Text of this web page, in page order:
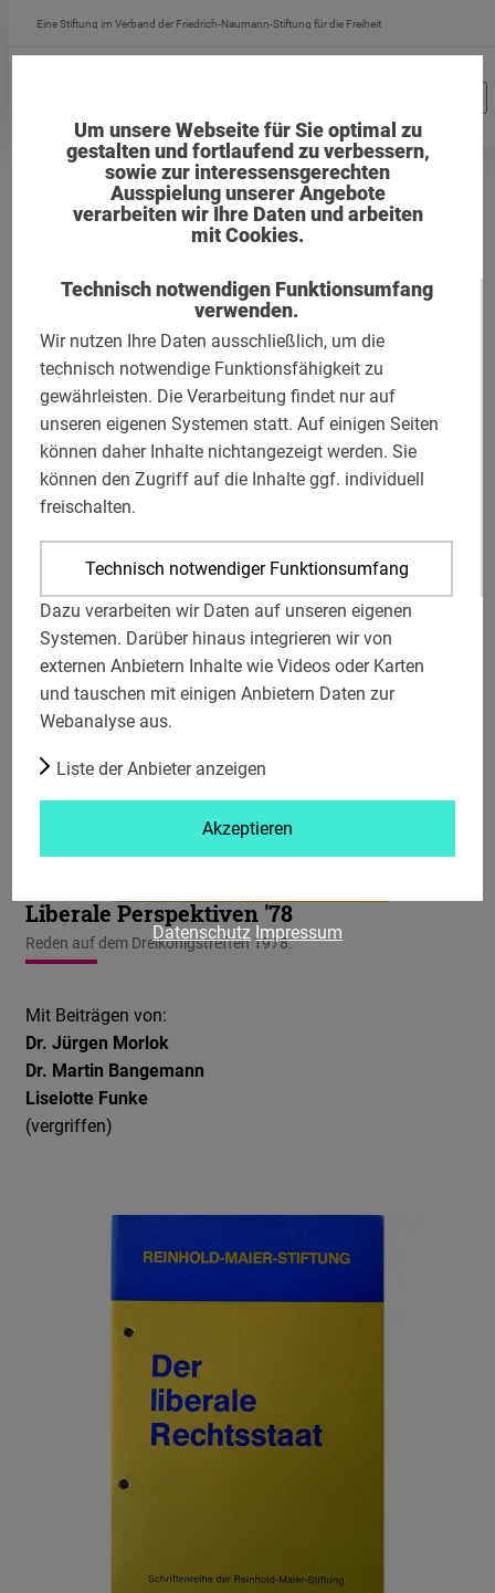
Direkt
zum
Eine Stiftung im Verband der Friedrich-Naumann-Stiftung für die Freiheit
Publikationen
Stiftung herausgegebenen Schriften. Vorrätige
Publikationen können Sie gegen Portoübernahme und
die Schutzgebühr (sofern angegeben) per Mail
anpost@reinhold-maier-stiftung.debestellen.
Liberale Perspektiven '78
Reden auf dem Dreikönigstreffen 1978.
Mit Beiträgen von:
Dr. Jürgen Morlok
Dr. Martin Bangemann
Liselotte Funke
(vergriffen)
Um unsere Webseite für Sie optimal zu
gestalten und fortlaufend zu verbessern,
sowie zur interessensgerechten
Ausspielung unserer Angebote
verarbeiten wir Ihre Daten und arbeiten
mit Cookies.
Technisch notwendigen Funktionsumfang
verwenden.
Wir nutzen Ihre Daten ausschließlich, um die
technisch notwendige Funktionsfähigkeit zu
gewährleisten. Die Verarbeitung findet nur auf
unseren eigenen Systemen statt. Auf einigen Seiten
können daher Inhalte nichtangezeigt werden. Sie
können den Zugriff auf die Inhalte ggf. individuell
freischalten.
Technisch notwendiger Funktionsumfang
Dazu verarbeiten wir Daten auf unseren eigenen
Systemen. Darüber hinaus integrieren wir von
externen Anbietern Inhalte wie Videos oder Karten
und tauschen mit einigen Anbietern Daten zur
Webanalyse aus.
Liste der Anbieter anzeigen
Facebook
Embed
/
Connect,
Google
Maps
Embed,
Instagram
Facebook
Embed
/
Facebook
Connect
Embed
Youtube
Google
Maps
Embed
Akzeptieren
DatenschutzImpressum